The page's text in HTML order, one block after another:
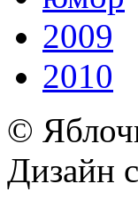
2009
2010
©
Дизайн